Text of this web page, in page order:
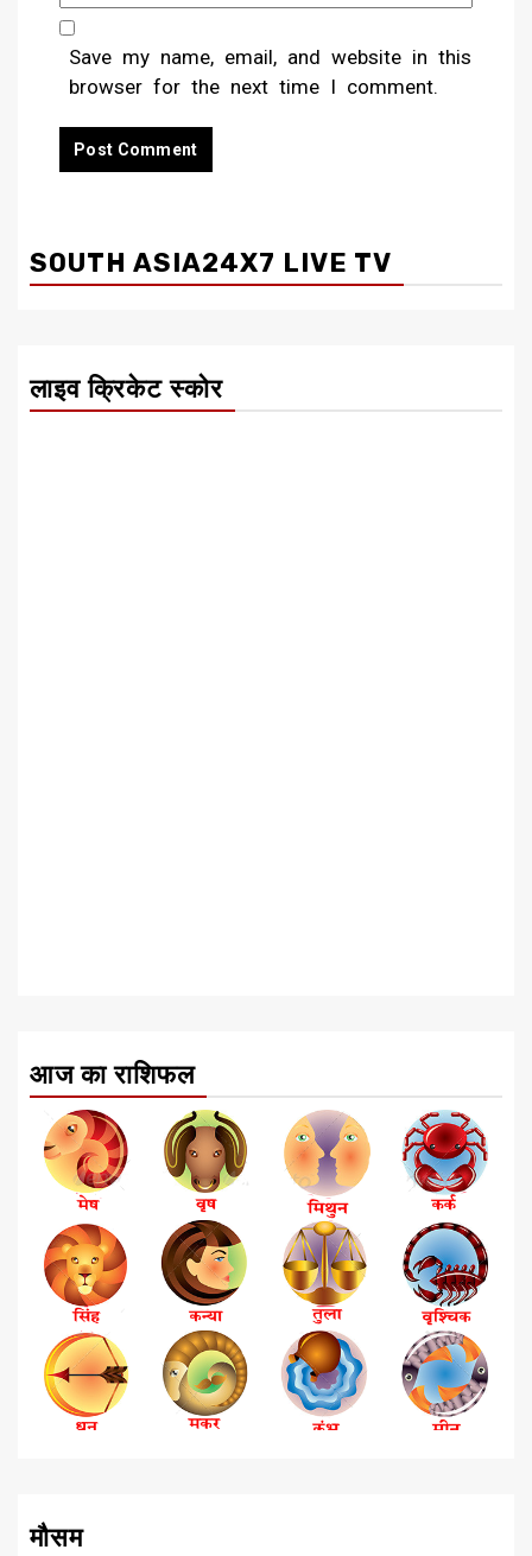
Save my name, email, and website in this
browser for the next time I comment.
SOUTH ASIA24X7 LIVE TV
लाइव क्रिकेट स्कोर
आज का राशिफल
मौसम